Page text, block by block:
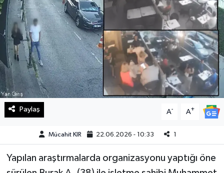
Paylaş A- A+
Mücahit KIR 22.06.2026 - 10:33 1
Yapılan araştırmalarda organizasyonu yaptığı öne
Sağlık
Spor
SürManşet
Teknoloji